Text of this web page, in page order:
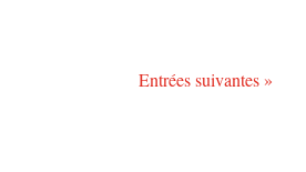
Entrées suivantes »